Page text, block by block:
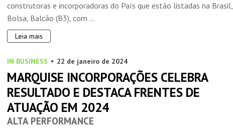
construtoras e incorporadoras do País que estão listadas na Brasil,
Bolsa, Balcão (B3), com ...
Leia mais
IN BUSINESS 22 de janeiro de 2024
MARQUISE INCORPORAÇÕES CELEBRA
RESULTADO E DESTACA FRENTES DE
ATUAÇÃO EM 2024
ALTA PERFORMANCE